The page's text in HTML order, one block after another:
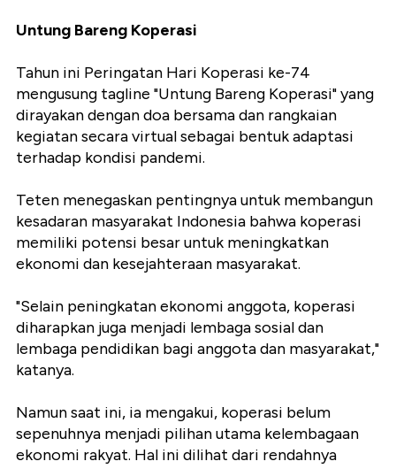
Untung Bareng Koperasi
Tahun ini Peringatan Hari Koperasi ke-74
mengusung tagline "Untung Bareng Koperasi" yang
dirayakan dengan doa bersama dan rangkaian
kegiatan secara virtual sebagai bentuk adaptasi
terhadap kondisi pandemi.
Teten menegaskan pentingnya untuk membangun
kesadaran masyarakat Indonesia bahwa koperasi
memiliki potensi besar untuk meningkatkan
ekonomi dan kesejahteraan masyarakat.
"Selain peningkatan ekonomi anggota, koperasi
diharapkan juga menjadi lembaga sosial dan
lembaga pendidikan bagi anggota dan masyarakat,"
katanya.
Namun saat ini, ia mengakui, koperasi belum
sepenuhnya menjadi pilihan utama kelembagaan
ekonomi rakyat. Hal ini dilihat dari rendahnya